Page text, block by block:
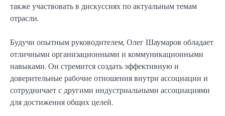
также участвовать в дискуссиях по актуальным темам
отрасли.
Будучи опытным руководителем, Олег Шаумаров обладает
отличными организационными и коммуникационными
навыками. Он стремится создать эффективную и
доверительные рабочие отношения внутри ассоциации и
сотрудничает с другими индустриальными ассоциациями
для достижения общих целей.